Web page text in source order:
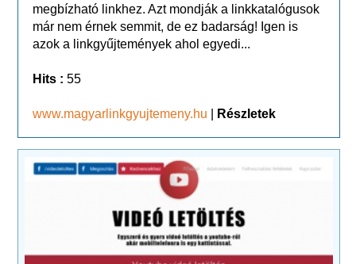
megbízható linkhez. Azt mondják a linkkatalógusok
már nem érnek semmit, de ez badarság! Igen is
azok a linkgyűjtemények ahol egyedi...
Hits : 55
www.magyarlinkgyujtemeny.hu Részletek